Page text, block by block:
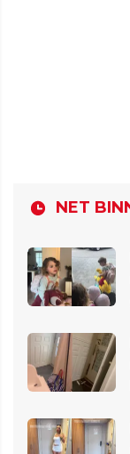
NET